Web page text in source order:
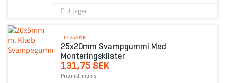
I lager
113-2520SK
25x20mm Svampgummi Med
Monteringsklister
131,75 SEK
Pris inkl. moms